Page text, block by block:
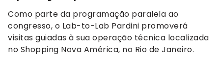
Como parte da programação paralela ao
congresso, o Lab-to-Lab Pardini promoverá
visitas guiadas à sua operação técnica localizada
no Shopping Nova América, no Rio de Janeiro.